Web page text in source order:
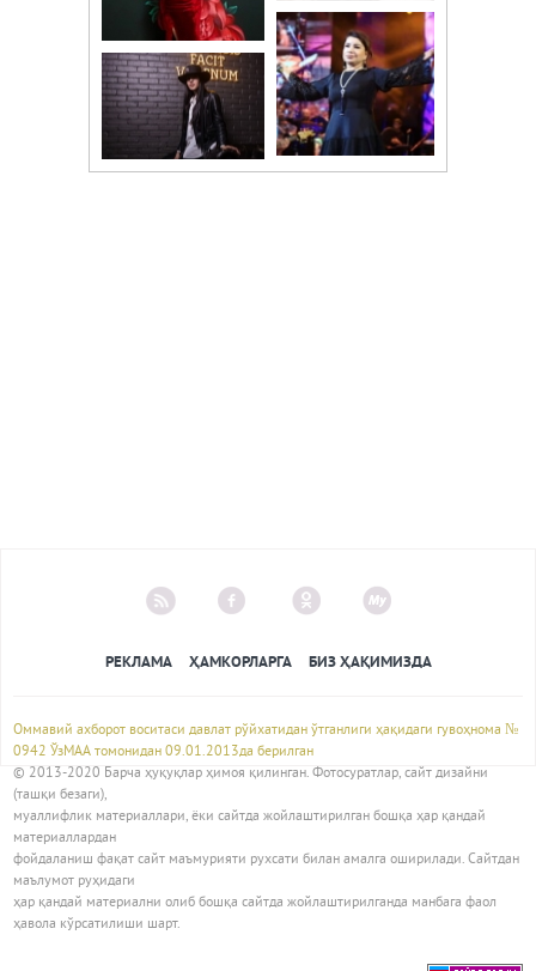
РЕКЛАМА ҲАМКОРЛАРГА БИЗ ҲАҚИМИЗДА
Оммавий ахборот воситаси давлат рўйхатидан ўтганлиги ҳақидаги гувоҳнома №
0942 ЎзМАА томонидан 09.01.2013да берилган
© 2013-2020 Барча ҳуқуқлар ҳимоя қилинган. Фотосуратлар, сайт дизайни
(ташқи безаги),
муаллифлик материаллари, ёки сайтда жойлаштирилган бошқа ҳар қандай
материаллардан
фойдаланиш фақат сайт маъмурияти рухсати билан амалга оширилади. Сайтдан
маълумот руҳидаги
ҳар қандай материални олиб бошқа сайтда жойлаштирилганда манбага фаол
ҳавола кўрсатилиши шарт.